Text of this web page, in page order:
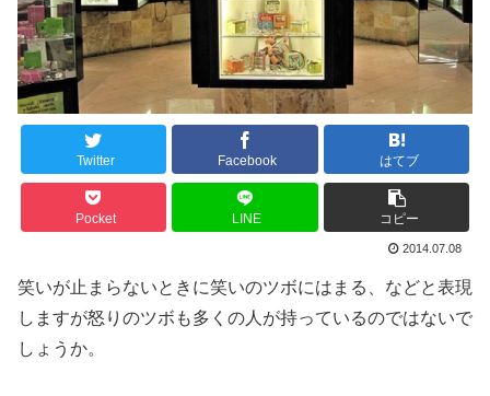
Twitter Facebook はてブ
Pocket LINE コピー
2014.07.08
笑いが止まらないときに笑いのツボにはまる、などと表現
しますが怒りのツボも多くの人が持っているのではないで
しょうか。